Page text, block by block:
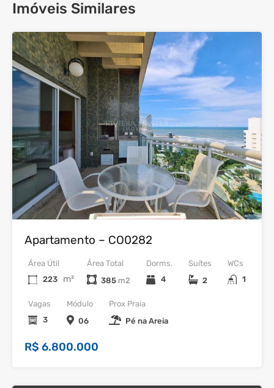
Imóveis Similares
29
Venda
Apartamento – CO0282
Dorms.
4
WCs
1
Área Útil
223
m²
Vagas
3
Área Total
385
Suítes
2
Módulo
06
Prox Praia
Pé na Areia
R$ 6.800.000